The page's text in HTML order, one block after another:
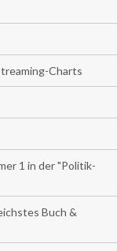
Charts
1 in der "Politik-
Buch &